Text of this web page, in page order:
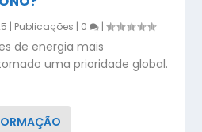
| Publicações | 0 |
de energia mais
uma prioridade global.